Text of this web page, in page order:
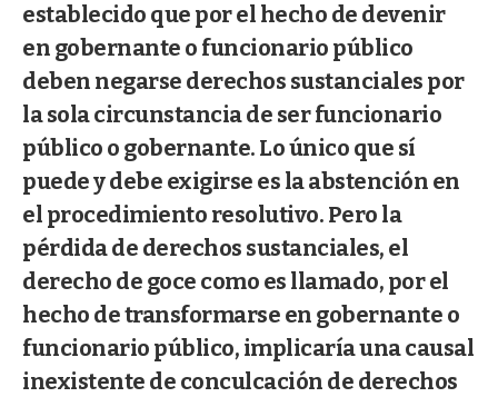
establecido que por el hecho de devenir
en gobernante o funcionario público
deben negarse derechos sustanciales por
la sola circunstancia de ser funcionario
público o gobernante. Lo único que sí
puede y debe exigirse es la abstención en
el procedimiento resolutivo. Pero la
pérdida de derechos sustanciales, el
derecho de goce como es llamado, por el
hecho de transformarse en gobernante o
funcionario público, implicaría una causal
inexistente de conculcación de derechos